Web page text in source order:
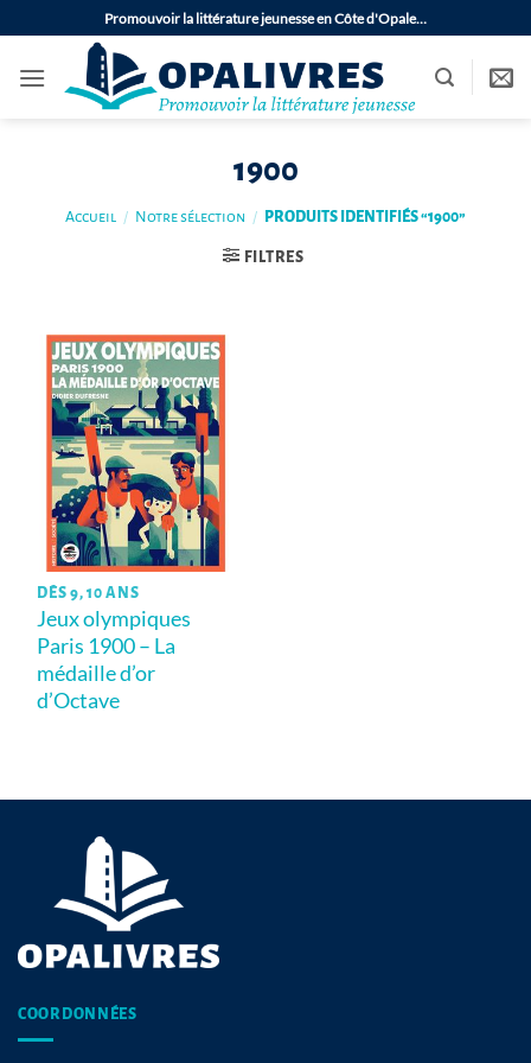
au
contenu
Promouvoir la littérature jeunesse en Côte d'Opale…
1900
Accueil / Notre sélection / PRODUITS IDENTIFIÉS “1900”
FILTRES
DÈS 9, 10 ANS
Jeux olympiques
Paris 1900 – La
médaille d’or
d’Octave
COORDONNÉES